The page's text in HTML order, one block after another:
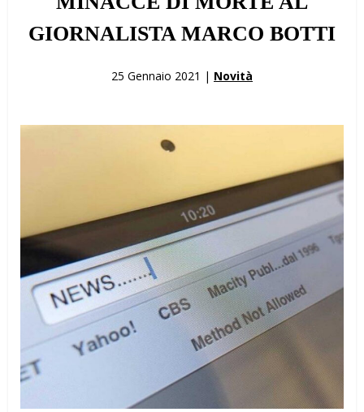
GIORNALISTA MARCO BOTTI
25 Gennaio 2021 | Novità